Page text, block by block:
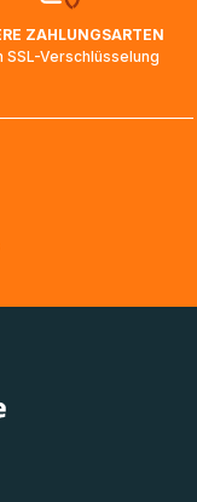
weiter
falls Ihr Paket
mehrere Tage
ZAHLUNGSARTEN
SSL-Verschlüsselung